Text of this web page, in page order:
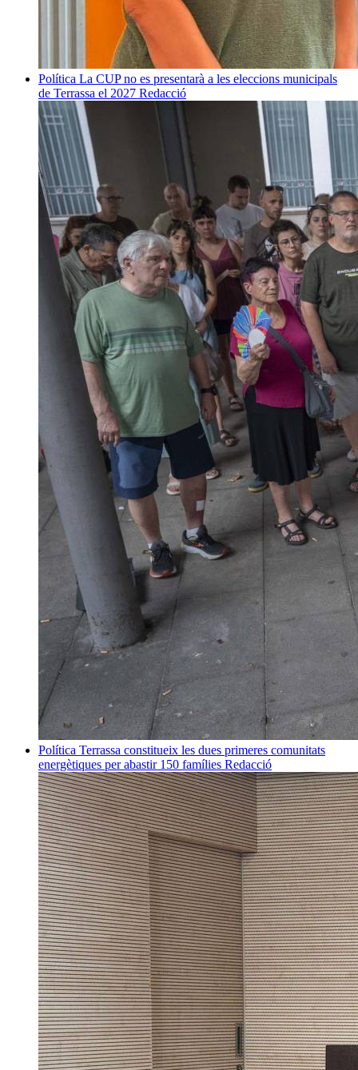
Política La CUP no es presentarà a les eleccions municipals
de Terrassa el 2027 Redacció
Política Terrassa constitueix les dues primeres comunitats
energètiques per abastir 150 famílies Redacció